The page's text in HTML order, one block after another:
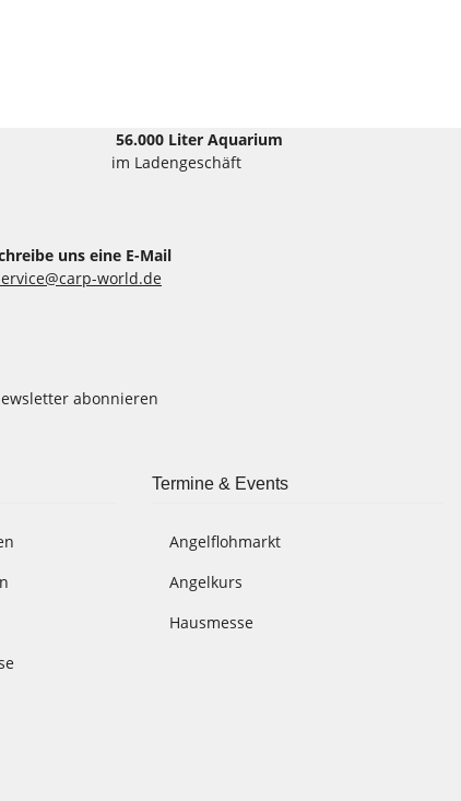
56.000 Liter Aquarium
im Ladengeschäft
uns eine E-Mail
world.de
abonnieren
Termine & Events
Angelflohmarkt
Angelkurs
Hausmesse